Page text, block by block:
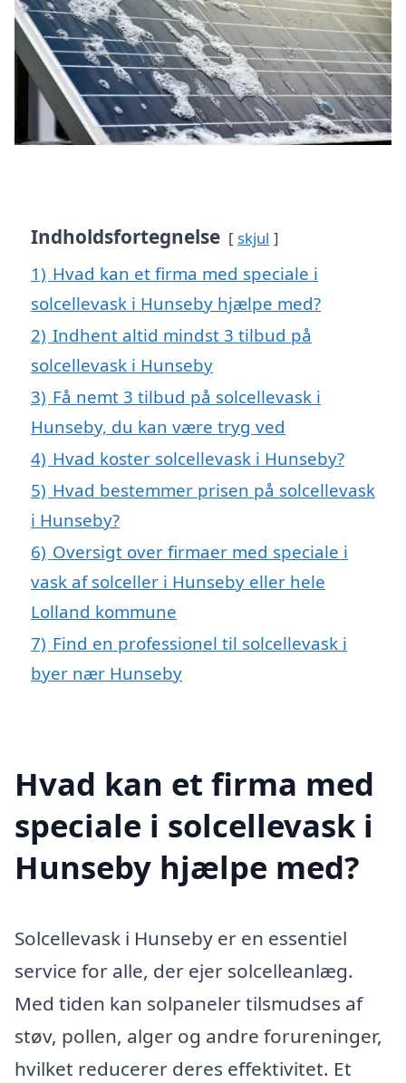
Indholdsfortegnelse skjul
1) Hvad kan et firma med speciale i
solcellevask i Hunseby hjælpe med?
2) Indhent altid mindst 3 tilbud på
solcellevask i Hunseby
3) Få nemt 3 tilbud på solcellevask i
Hunseby, du kan være tryg ved
4) Hvad koster solcellevask i Hunseby?
5) Hvad bestemmer prisen på solcellevask
i Hunseby?
6) Oversigt over firmaer med speciale i
vask af solceller i Hunseby eller hele
Lolland kommune
7) Find en professionel til solcellevask i
byer nær Hunseby
Hvad kan et firma med
speciale i solcellevask i
Hunseby hjælpe med?
Solcellevask i Hunseby er en essentiel
service for alle, der ejer solcelleanlæg.
Med tiden kan solpaneler tilsmudses af
støv, pollen, alger og andre forureninger,
hvilket reducerer deres effektivitet. Et